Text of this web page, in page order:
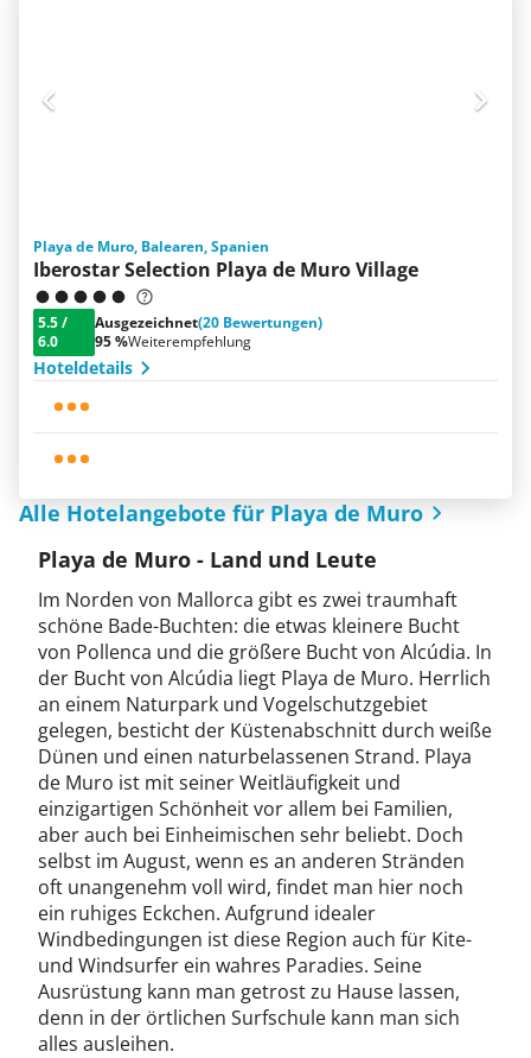
Playa de Muro, Balearen, Spanien
Iberostar Selection Playa de Muro Village
5.5/
6.0
Ausgezeichnet(20 Bewertungen)
95 %Weiterempfehlung
Hoteldetails
Alle Hotelangebote für Playa de Muro
Playa de Muro - Land und Leute
Im Norden von Mallorca gibt es zwei traumhaft
schöne Bade-Buchten: die etwas kleinere Bucht
von Pollenca und die größere Bucht von Alcúdia. In
der Bucht von Alcúdia liegt Playa de Muro. Herrlich
an einem Naturpark und Vogelschutzgebiet
gelegen, besticht der Küstenabschnitt durch weiße
Dünen und einen naturbelassenen Strand. Playa
de Muro ist mit seiner Weitläufigkeit und
einzigartigen Schönheit vor allem bei Familien,
aber auch bei Einheimischen sehr beliebt. Doch
selbst im August, wenn es an anderen Stränden
oft unangenehm voll wird, findet man hier noch
ein ruhiges Eckchen. Aufgrund idealer
Windbedingungen ist diese Region auch für Kite-
und Windsurfer ein wahres Paradies. Seine
Ausrüstung kann man getrost zu Hause lassen,
denn in der örtlichen Surfschule kann man sich
alles ausleihen.